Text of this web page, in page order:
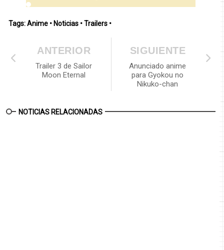
Tags:Anime • Noticias •Trailers •
SIGUIENTE
Anunciado anime
para Gyokou no
Nikuko-chan
ANTERIOR
Trailer 3 de Sailor
Moon Eternal
NOTICIAS RELACIONADAS